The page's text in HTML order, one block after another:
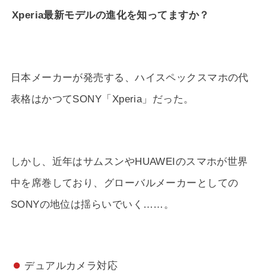
Xperia最新モデルの進化を知ってますか？
日本メーカーが発売する、ハイスペックスマホの代
表格はかつてSONY「Xperia」だった。
しかし、近年はサムスンやHUAWEIのスマホが世界
中を席巻しており、グローバルメーカーとしての
SONYの地位は揺らいでいく……。
デュアルカメラ対応